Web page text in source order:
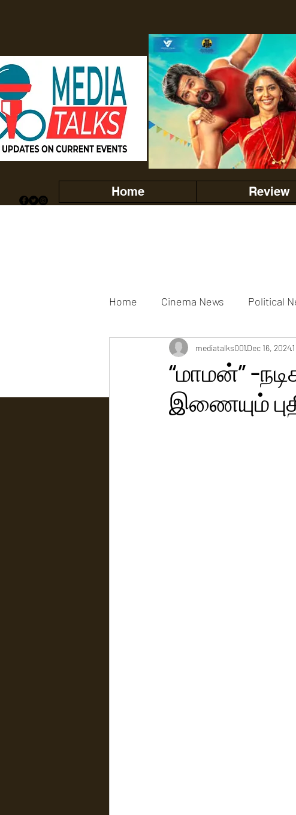
Home Review
Home Cinema News Political
Movies Gallery Actress Gallery
“மாமன்” -
இணையும்
mediatalks001Dec 16, 2024